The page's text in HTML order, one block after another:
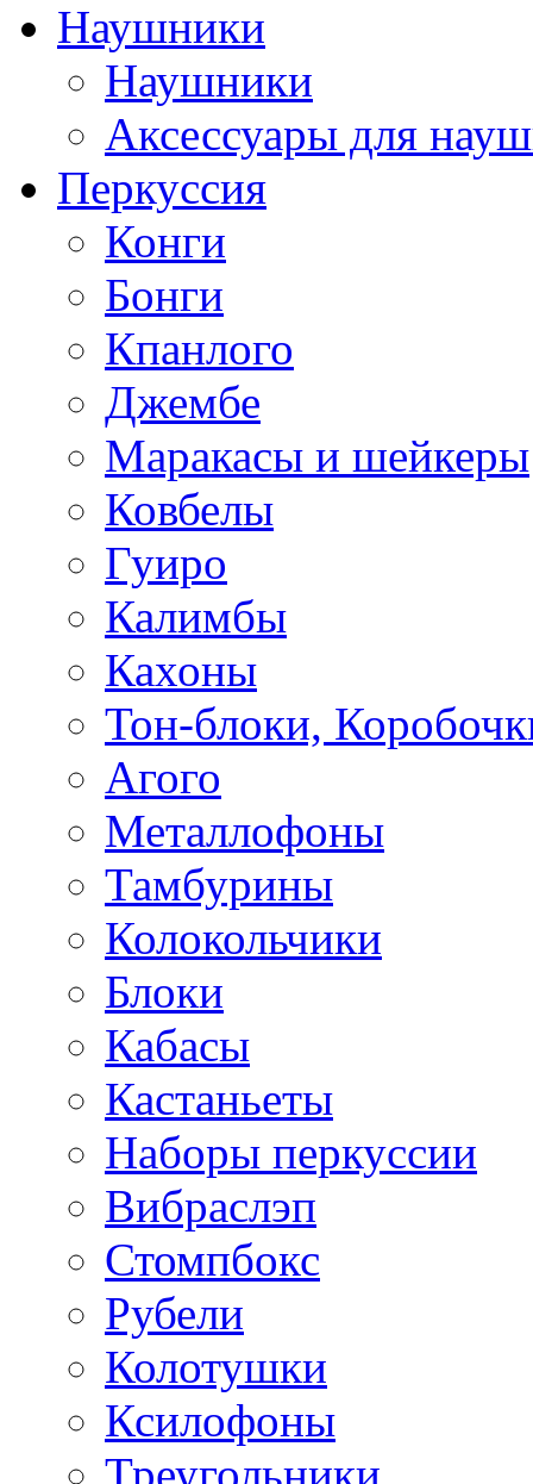
Наушники
Наушники
Аксессуары для
Перкуссия
Конги
Бонги
Кпанлого
Джембе
Маракасы и шейкеры
Ковбелы
Гуиро
Калимбы
Кахоны
Тон-блоки,
Агого
Металлофоны
Тамбурины
Колокольчики
Блоки
Кабасы
Кастаньеты
Наборы перкуссии
Вибраслэп
Стомпбокс
Рубели
Колотушки
Ксилофоны